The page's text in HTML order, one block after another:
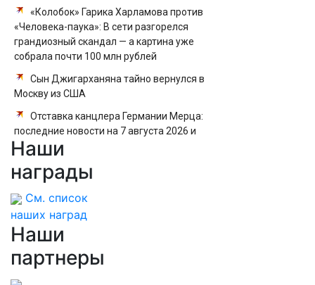
«Колобок» Гарика Харламова против
«Человека-паука»: В сети разгорелся
грандиозный скандал — а картина уже
собрала почти 100 млн рублей
Сын Джигарханяна тайно вернулся в
Москву из США
Отставка канцлера Германии Мерца:
последние новости на 7 августа 2026 и
прогнозы
Наши
награды
См. список
наших наград
Наши
партнеры